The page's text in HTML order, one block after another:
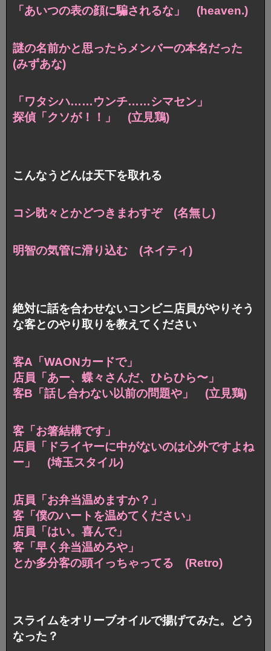
「あいつの表の顔に騙されるな」 (heaven.)
謎の名前かと思ったらメンバーの本名だった
(みずあな)
「ワタシハ……ウンチ……シマセン」
探偵「クソが！！」 (立見鶏)
こんなうどんは天下を取れる
コシ眈々とかどつきまわすぞ (名無し)
明智の気管に滑り込む (ネイティ)
絶対に話を合わせないコンビニ店員がやりそう
な客とのやり取りを教えてください
客A「WAONカードで」
店員「あー、蝶々さんだ、ひらひら〜」
客B「話し合わない以前の問題や」 (立見鶏)
客「お箸結構です」
店員「ドライヤーに中がないのは心外ですよね
ー」 (埼玉スタイル)
店員「お弁当温めますか？」
客「僕のハートを温めてください」
店員「はい。喜んで」
客「早く弁当温めろや」
とか多分客の頭イっちゃってる (Retro)
スライムをオリーブオイルで揚げてみた。どう
なった？